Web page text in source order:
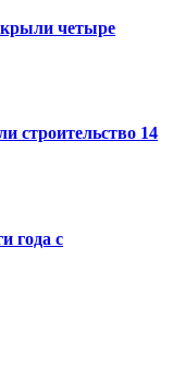
четыре
строительство 14
года с